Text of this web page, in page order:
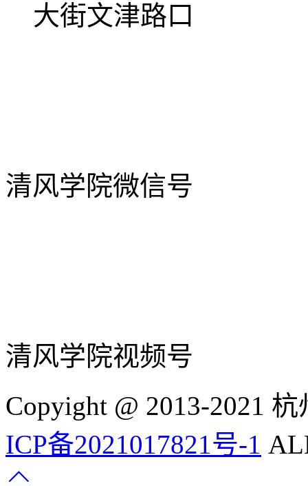
大街文津路口
清风学院微信号
清风学院视频号
Copyight @ 2013-2021
ICP备2021017821号-1